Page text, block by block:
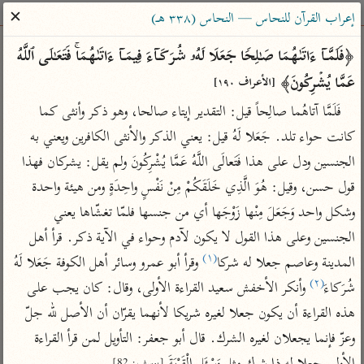
ساهم معنا في نشر القرآن والعلم الشرعي
الباحث القرآني
بحث تفسير
Type 2 or more characters for results.
Type 1 or more
characters for results.
أمّهات
تفسير الطبري
تفسير ابن كثير
تفسير القرطبي
تفسير البغوي
عامّة
فتح البيان للقنوجي
فتح القدير للشوكاني
تفسير ابن جزي
موسوعات
معاصرة
الميسر
المختصر في
التفسير
تفسير السعدي
أيسر التفاسير
إعراب القرآن للنحاس — النحاس (٣٣٨ هـ)
✕
عَمَّا یُشۡرِكُونَ﴾ [الأعراف ١٩٠]
المدينة وعاصم جعلا له شركا(١)
شُرَكاءَ(٢)